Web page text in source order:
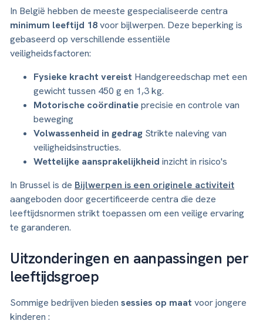
In België hebben de meeste gespecialiseerde centra
minimum leeftijd 18voor bijlwerpen. Deze beperking is
gebaseerd op verschillende essentiële
veiligheidsfactoren:
Fysieke kracht vereist Handgereedschap met een
gewicht tussen 450 g en 1,3 kg.
Motorische coördinatieprecisie en controle van
beweging
Volwassenheid in gedrag Strikte naleving van
veiligheidsinstructies.
Wettelijke aansprakelijkheid inzicht in risico's
In Brussel is de Bijlwerpen is een originele activiteit
aangeboden door gecertificeerde centra die deze
leeftijdsnormen strikt toepassen om een veilige ervaring
te garanderen.
Uitzonderingen en aanpassingen per
leeftijdsgroep
Sommige bedrijven biedensessies op maat voor jongere
kinderen :